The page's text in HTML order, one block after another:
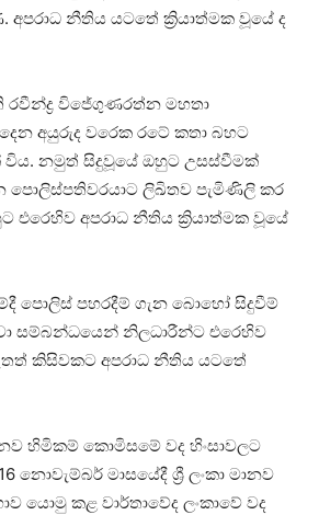
අපරාධ නීතිය යටතේ ක්‍රියාත්මක වූයේ ද
රවීන්ද්‍ර විජේගුණරත්න මහතා
අයුරුද වරෙක රටේ කතා බහට
විය. නමුත් සිදුවූයේ ඔහුට උසස්වීමක්
පොලිස්පතිවරයාට ලිඛිතව පැමිණිලි කර
එරෙහිව අපරාධ නීතිය ක්‍රියාත්මක වූයේ
පොලිස් පහරදීම් ගැන බොහෝ සිදුවීම්
සම්බන්ධයෙන් නිලධාරීන්ට එරෙහිව
කිසිවකට අපරාධ නීතිය යටතේ
හිමිකම් කොමිසමේ වද හිංසාවලට
නොවැම්බර් මාසයේදී ශ්‍රී ලංකා මානව
යොමු කළ වාර්තාවේද ලංකාවේ වද